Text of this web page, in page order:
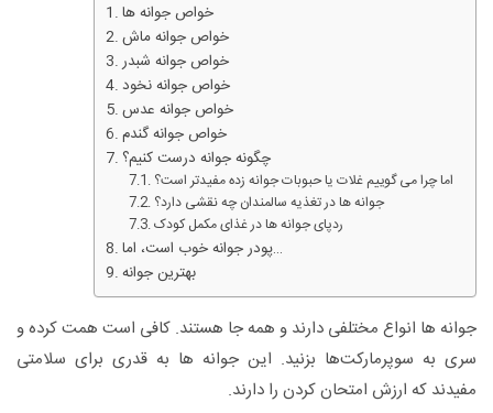
خواص جوانه‌ ها
خواص جوانه ماش
خواص جوانه شبدر
خواص جوانه نخود
خواص جوانه عدس
خواص جوانه گندم
چگونه جوانه درست کنیم؟
اما چرا می گوییم غلات یا حبوبات جوانه زده مفیدتر است؟
جوانه‌ ها در تغذیه سالمندان چه نقشی دارد؟
ردپای جوانه‌ ها در غذای مکمل کودک
پودر جوانه خوب است، اما…
بهترین جوانه
جوانه‌ ها انواع مختلفی دارند و همه جا هستند. کافی است همت کرده و
سری به سوپرمارکت‌ها بزنید. این جوانه‌ ها به قدری برای سلامتی
مفیدند که ارزش امتحان کردن را دارند.